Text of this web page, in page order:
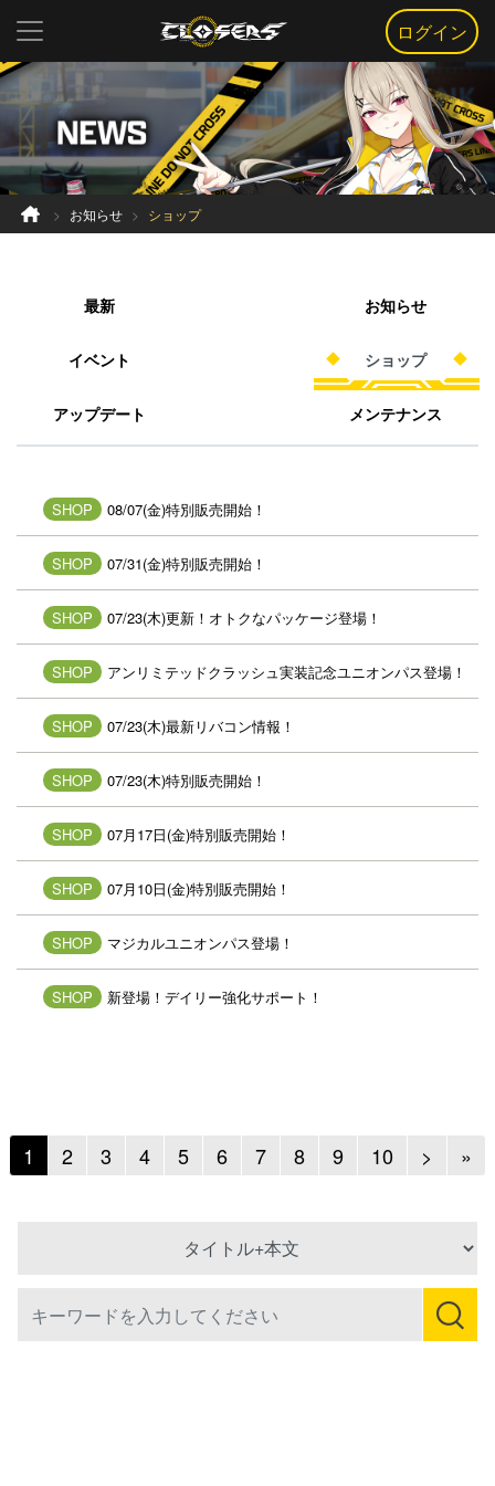
ログイン
お知らせ ショップ
最新 お知らせ
イベント ショップ
アップデート メンテナンス
SHOP 08/07(金)特別販売開始！
SHOP 07/31(金)特別販売開始！
SHOP 07/23(木)更新！オトクなパッケージ登場！
SHOP アンリミテッドクラッシュ実装記念ユニオンパス登場！
SHOP 07/23(木)最新リバコン情報！
SHOP 07/23(木)特別販売開始！
SHOP 07月17日(金)特別販売開始！
SHOP 07月10日(金)特別販売開始！
SHOP マジカルユニオンパス登場！
SHOP 新登場！デイリー強化サポート！
1 2 3 4 5 6 7 8 9 10 > Next
»